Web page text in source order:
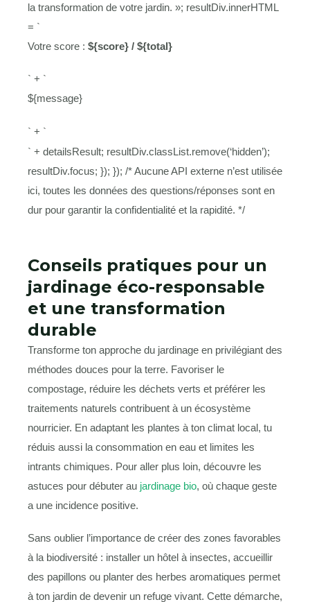
la transformation de votre jardin. »; resultDiv.innerHTML
= `
Votre score : ${score} / ${total}
` + `
${message}
` + `
` + detailsResult; resultDiv.classList.remove(‘hidden’);
resultDiv.focus; }); }); /* Aucune API externe n’est utilisée
ici, toutes les données des questions/réponses sont en
dur pour garantir la confidentialité et la rapidité. */
Conseils pratiques pour un
jardinage éco-responsable
et une transformation
durable
Transforme ton approche du jardinage en privilégiant des
méthodes douces pour la terre. Favoriser le
compostage, réduire les déchets verts et préférer les
traitements naturels contribuent à un écosystème
nourricier. En adaptant les plantes à ton climat local, tu
réduis aussi la consommation en eau et limites les
intrants chimiques. Pour aller plus loin, découvre les
astuces pour débuter au jardinage bio, où chaque geste
a une incidence positive.
Sans oublier l’importance de créer des zones favorables
à la biodiversité : installer un hôtel à insectes, accueillir
des papillons ou planter des herbes aromatiques permet
à ton jardin de devenir un refuge vivant. Cette démarche,